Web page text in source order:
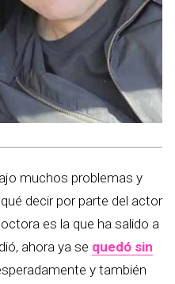
muchos problemas y
decir por parte del actor
es la que ha salido a
ahora ya se quedó sin
y también